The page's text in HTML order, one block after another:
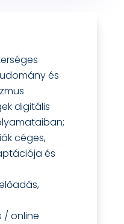
és
digitális
céges,
és
/ online